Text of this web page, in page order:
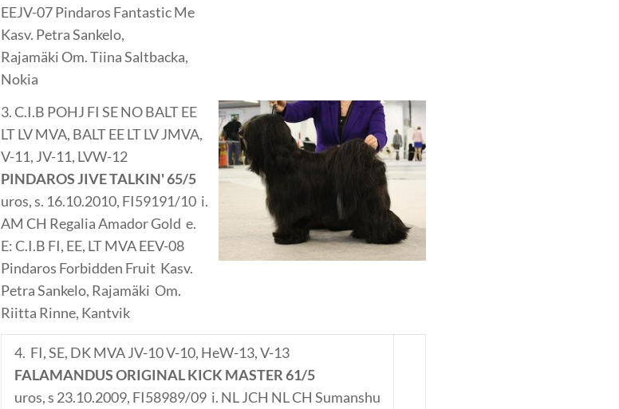
EEJV-07 Pindaros Fantastic Me
Kasv. Petra Sankelo,
Rajamäki Om. Tiina Saltbacka,
Nokia
3. C.I.B POHJ FI SE NO BALT EE
LT LV MVA, BALT EE LT LV JMVA,
V-11, JV-11, LVW-12
PINDAROS JIVE TALKIN' 65/5
uros, s. 16.10.2010, FI59191/10 i.
AM CH Regalia Amador Gold e.
E: C.I.B FI, EE, LT MVA EEV-08
Pindaros Forbidden Fruit Kasv.
Petra Sankelo, Rajamäki Om.
Riitta Rinne, Kantvik
4. FI, SE, DK MVA JV-10 V-10, HeW-13, V-13
FALAMANDUS ORIGINAL KICK MASTER 61/5
uros, s 23.10.2009, FI58989/09 i. NL JCH NL CH Sumanshu